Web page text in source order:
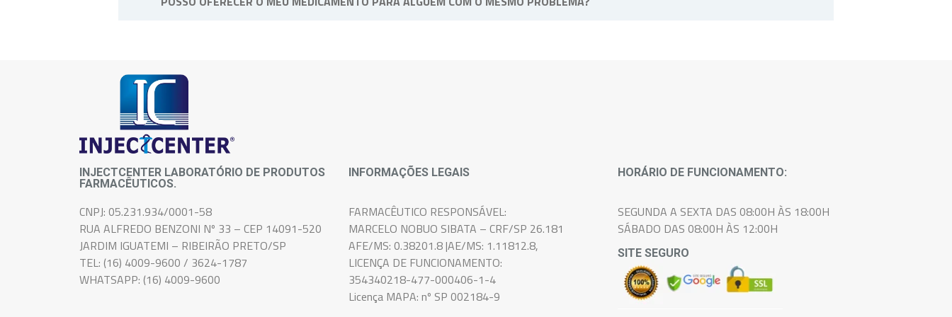
INJECTCENTER LABORATÓRIO DE PRODUTOS
FARMACÊUTICOS.
INFORMAÇÕES LEGAIS HORÁRIO DE FUNCIONAMENTO:
CNPJ: 05.231.934/0001-58
RUA ALFREDO BENZONI Nº 33 – CEP 14091-520
JARDIM IGUATEMI – RIBEIRÃO PRETO/SP
TEL: (16) 4009-9600 / 3624-1787
WHATSAPP: (16) 4009-9600
FARMACÊUTICO RESPONSÁVEL:
MARCELO NOBUO SIBATA – CRF/SP 26.181
AFE/MS: 0.38201.8 |AE/MS: 1.11812.8,
LICENÇA DE FUNCIONAMENTO:
354340218-477-000406-1-4
Licença MAPA: nº SP 002184-9
SEGUNDA A SEXTA DAS 08:00H ÀS 18:00H
SÁBADO DAS 08:00H ÀS 12:00H
SITE SEGURO